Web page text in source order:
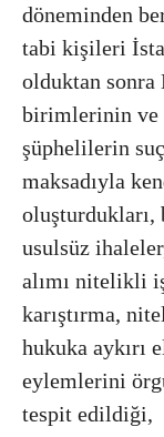
döneminden
tabi kişileri
olduktan sonra
birimlerinin ve
şüphelilerin
maksadıyla
usulsüz
alımı nitelikli
karıştırma,
hukuka aykırı
eylemlerini
tespit edildiği,